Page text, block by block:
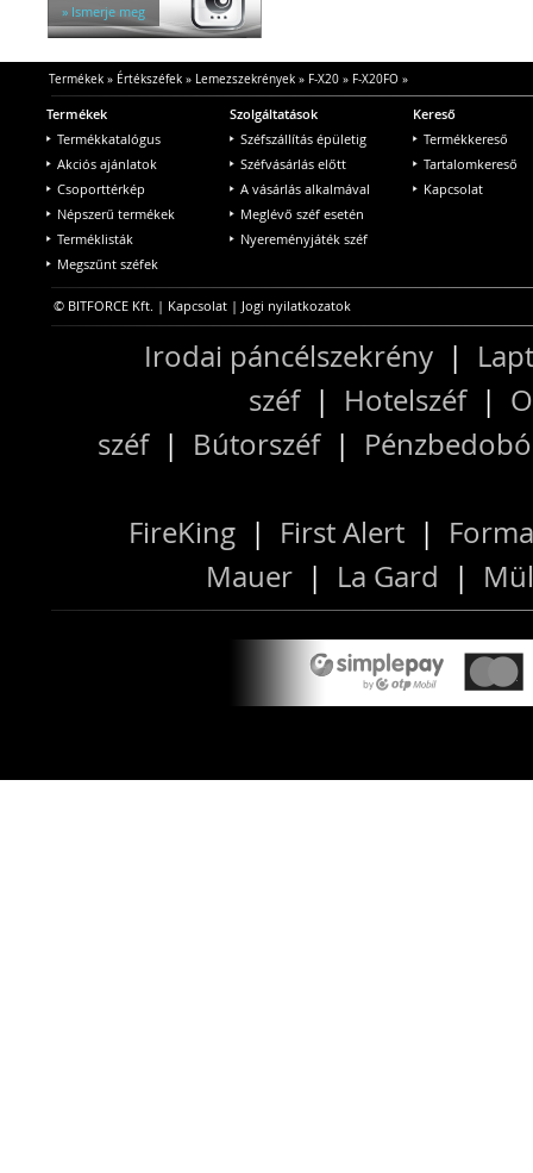
» Ismerje meg
Termékek» Értékszéfek» Lemezszekrények» F-X20» F-X20FO»
Termékek
Termékkatalógus
Akciós ajánlatok
Csoporttérkép
Népszerű termékek
Terméklisták
Megszűnt széfek
Szolgáltatások
Széfszállítás épületig
Széfvásárlás előtt
A vásárlás alkalmával
Meglévő széf esetén
Nyereményjáték széf
Kereső
Termékkereső
Tartalomkereső
Kapcsolat
© BITFORCE Kft. | Kapcsolat | Jogi nyilatkozatok
Irodai páncélszekrény |
széf| Hotelszéf|
széf| Bútorszéf|
FireKing | First Alert |
Mauer | La Gard |